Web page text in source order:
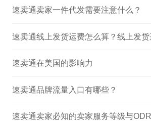
速卖通卖家一件代发需要注意什么？
速卖通线上发货运费怎么算？线上发
速卖通在美国的影响力
速卖通品牌流量入口有哪些？
速卖通卖家必知的卖家服务等级与ODR